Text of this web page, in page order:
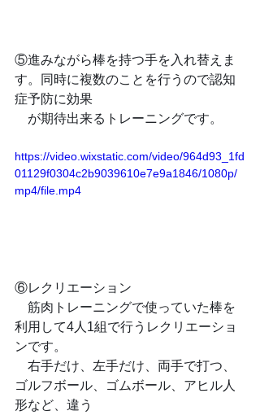
⑤進みながら棒を持つ手を入れ替えま
す。同時に複数のことを行うので認知
症予防に効果
が期待出来るトレーニングです。
https://video.wixstatic.com/video/964d93_1fd
01129f0304c2b9039610e7e9a1846/1080p/
mp4/file.mp4
⑥レクリエーション
筋肉トレーニングで使っていた棒を
利用して4人1組で行うレクリエーショ
ンです。
右手だけ、左手だけ、両手で打つ、
ゴルフボール、ゴムボール、アヒル人
形など、違う